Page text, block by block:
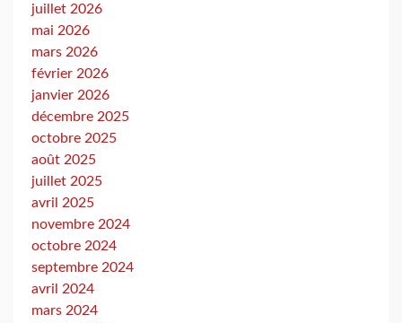
juillet 2026
mai 2026
mars 2026
février 2026
janvier 2026
décembre 2025
octobre 2025
août 2025
juillet 2025
avril 2025
novembre 2024
octobre 2024
septembre 2024
avril 2024
mars 2024